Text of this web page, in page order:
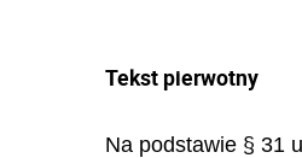
Tekst pierwotny
Na podstawie § 31